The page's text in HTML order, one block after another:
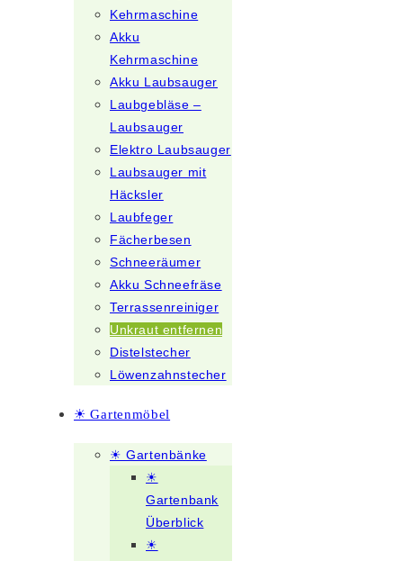
Kehrmaschine
Akku
Kehrmaschine
Akku Laubsauger
Laubgebläse –
Laubsauger
Elektro Laubsauger
Laubsauger mit
Häcksler
Laubfeger
Fächerbesen
Schneeräumer
Akku Schneefräse
Terrassenreiniger
Unkraut entfernen
Distelstecher
Löwenzahnstecher
☀ Gartenmöbel
☀ Gartenbänke
☀
Gartenbank
Überblick
☀